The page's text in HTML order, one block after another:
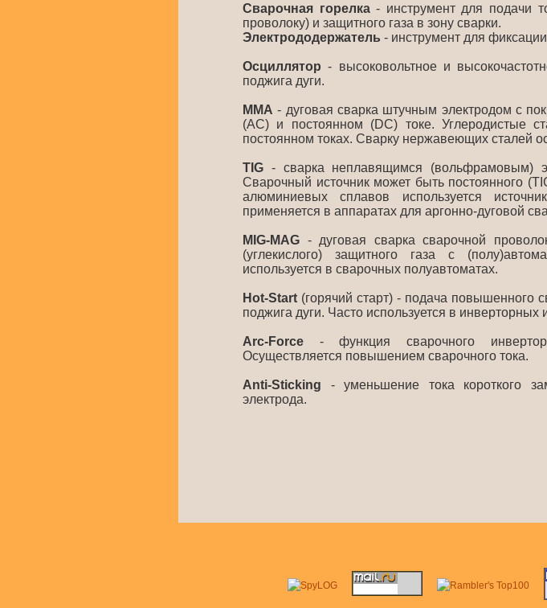
Сварочная горелка- инструмент для подачи
проволоку) и защитного газа в зону сварки.
Электрододержатель - инструмент для
Осциллятор - высоковольтное и
поджига дуги.
ММА - дуговая сварка штучным электродом с
(AC) и постоянном (DC) токе. Углеродистые
постоянном токах. Сварку нержавеющих сталей
TIG - сварка неплавящимся (вольфрамовым)
Сварочный источник может быть постоянного
алюминиевых сплавов используется
применяется в аппаратах для аргонно-дуговой
MIG-MAG - дуговая сварка сварочной
(углекислого) защитного газа с
используется в сварочных полуавтоматах.
Hot-Start (горячий старт) - подача повышенного
поджига дуги. Часто используется в инверторных
Arc-Force - функция сварочного
Осуществляется повышением сварочного тока.
Anti-Sticking - уменьшение тока короткого
электрода.